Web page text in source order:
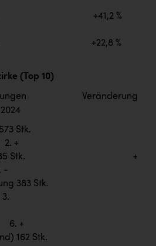
Energiehandel
786 Stk +41,2 %
741 Stk. +22,8 %
(Top 10)
Veränderung
573 Stk.
+
Land 385 Stk. +
383 Stk.
188 Stk.
+
+ Land) 162 Stk.